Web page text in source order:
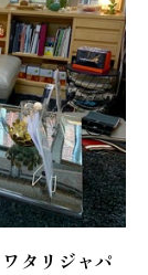
タリジャパ